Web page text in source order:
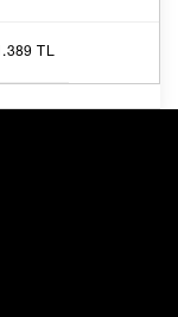
TL